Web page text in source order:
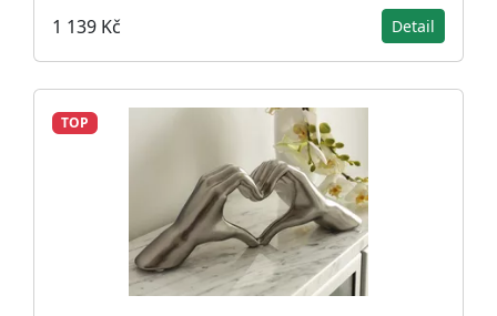
1 139 Kč Detail
TOP